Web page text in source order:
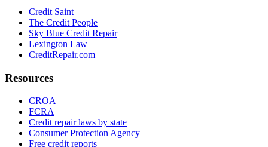
Credit Saint
The Credit People
Sky Blue Credit Repair
Lexington Law
CreditRepair.com
Resources
CROA
FCRA
Credit repair laws by state
Consumer Protection Agency
Free credit reports